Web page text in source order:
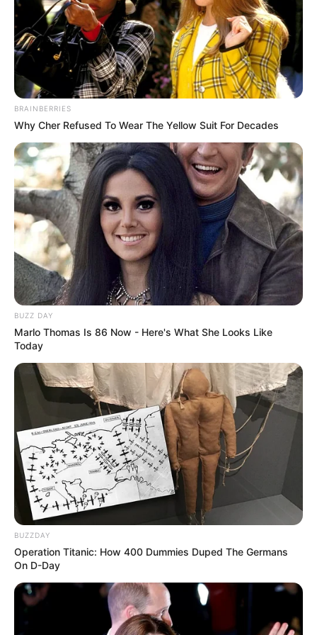
nagyon nehéz szavakba
foglalni – Mutatjuk
ha Brüsszel-párti
kormányt választunk,
háború lesz
Legutóbbi cikkek
🚨 Magyar Péter azonnal eltávolította Nagy Mártont –
komoly változás jöhet
✨ Fordulat: Magyar Péter hirtelen jó hírt jelentett be!
🚨 Kezdeményezték Pócs János mentelmi jogának
felfüggesztését – komoly ügy került elő
🔎 Tarjányi Péter olyat vett észre Orbán Viktor
tusványosi beszédében, amelyet más nem
📉 FORDULAT A TISZA PÁRTNÁL – CSÖKKENT A
TÁMOGATOTTSÁG A FRISS FELMÉRÉS SZERINT
Kategóriák
Friss hírek
Művészek
Természet
Történetek
Világ
Információ
BRAINBERRIES
Why Cher Refused To Wear The Yellow Suit For Decades
BUZZ DAY
Marlo Thomas Is 86 Now - Here's What She Looks Like
Today
BUZZDAY
Operation Titanic: How 400 Dummies Duped The Germans
On D-Day